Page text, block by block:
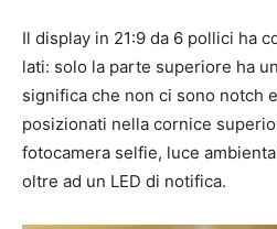
Il display in 21:9 da 6 pollici ha
lati: solo la parte superiore ha
significa che non ci sono notch
posizionati nella cornice
fotocamera selfie, luce
oltre ad un LED di notifica.